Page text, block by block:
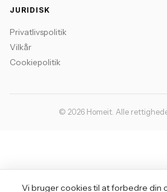
JURIDISK
Privatlivspolitik
Vilkår
Cookiepolitik
© 2026 Homeit. Alle
Vi bruger cookies til at forbedre din